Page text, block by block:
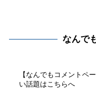
なんで
【なんでもコメントペ
い話題はこちらへ